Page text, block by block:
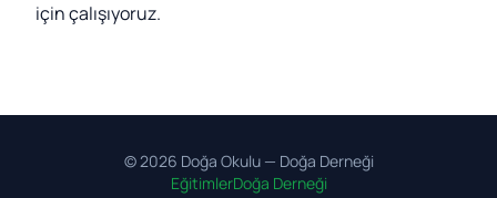
için çalışıyoruz.
©2026 Doğa Okulu — Doğa Derneği
EğitimlerDoğa Derneği